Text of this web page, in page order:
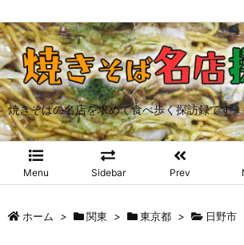
焼きそばの名店を求めて食べ歩く探訪録です
Menu Sidebar Prev
ホーム > 関東 > 東京都 > 日野市